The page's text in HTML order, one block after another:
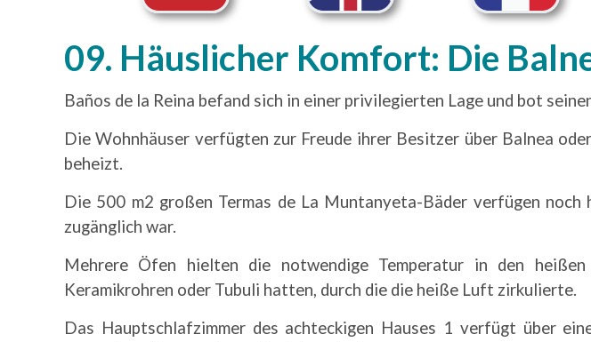
09. Häuslicher Komfort: Die
Baños de la Reina befand sich in einer privilegierten Lage und bot
Die Wohnhäuser verfügten zur Freude ihrer Besitzer über Balnea
beheizt.
Die 500 m2 großen Termas de La Muntanyeta-Bäder verfügen
zugänglich war.
Mehrere Öfen hielten die notwendige Temperatur in den
Keramikrohren oder Tubuli hatten, durch die die heiße Luft zirkulierte.
Das Hauptschlafzimmer des achteckigen Hauses 1 verfügt über